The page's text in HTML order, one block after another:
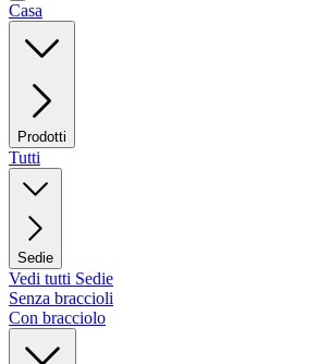
Casa
Prodotti
Tutti
Sedie
Vedi tutti Sedie
Senza braccioli
Con bracciolo